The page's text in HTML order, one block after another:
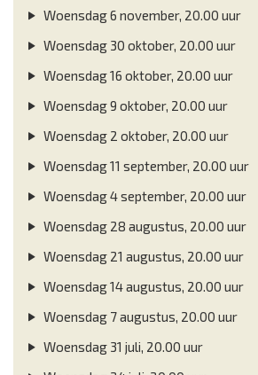
Woensdag 6 november, 20.00 uur
Woensdag 30 oktober, 20.00 uur
Woensdag 16 oktober, 20.00 uur
Woensdag 9 oktober, 20.00 uur
Woensdag 2 oktober, 20.00 uur
Woensdag 11 september, 20.00 uur
Woensdag 4 september, 20.00 uur
Woensdag 28 augustus, 20.00 uur
Woensdag 21 augustus, 20.00 uur
Woensdag 14 augustus, 20.00 uur
Woensdag 7 augustus, 20.00 uur
Woensdag 31 juli, 20.00 uur